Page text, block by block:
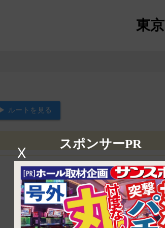
東京
スポンサーPR
X
▶ ルートを見る